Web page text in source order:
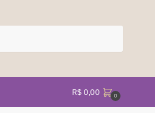
R$ 0,00 0